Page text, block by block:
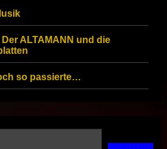
ALTAMANN und die
so passierte…